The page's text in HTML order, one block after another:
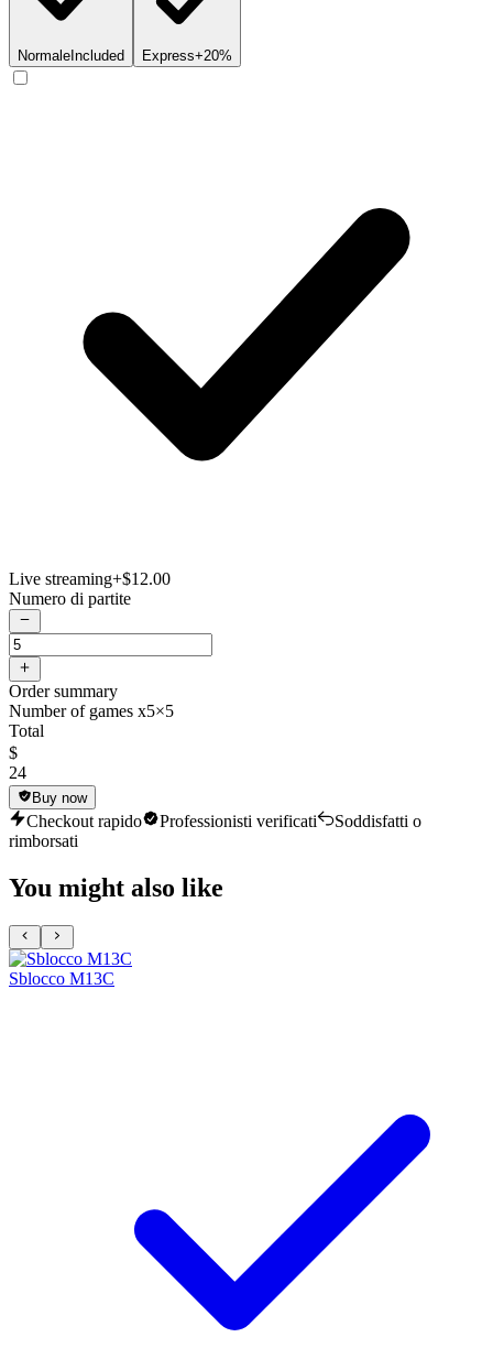
Normale Included Express+20%
Live streaming+$12.00
Numero di partite
Order summary
Number of games x5×5
Total
$
24
Buy now
Checkout rapido Professionisti verificati
Soddisfatti o
rimborsati
You might also like
Sblocco M13C